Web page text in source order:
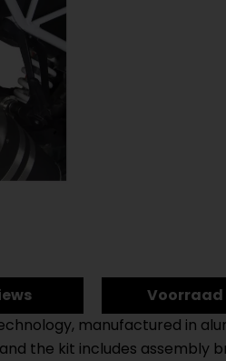
Voorraad
manufactured in
the kit includes